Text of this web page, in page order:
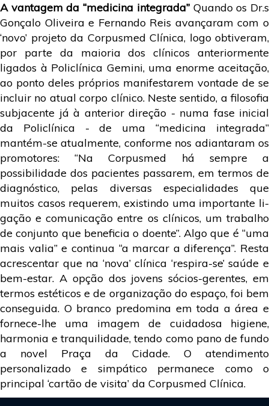
A vantagem da “medicina integrada”Quando os Dr.s
Gonçalo Oliveira e Fernando Reis avançaram com o
‘novo’ projeto da Corpusmed Clínica, logo obtiveram,
por parte da maioria dos clínicos anteriormente
ligados à Policlínica Gemini, uma enorme aceitação,
ao ponto deles próprios manifestarem vontade de se
incluir no atual corpo clínico. Neste sentido, a filosofia
subjacente já à anterior direção - numa fase inicial
da Policlínica - de uma “medicina integrada”
mantém-se atualmente, conforme nos adiantaram os
promotores: “Na Corpusmed há sempre a
possibilidade dos pacientes passarem, em termos de
diagnóstico, pelas diversas especialidades que
muitos casos requerem, existindo uma importante li­
gação e comunicação entre os clínicos, um trabalho
de conjunto que beneficia o doente”. Algo que é “uma
mais valia” e continua “a marcar a diferença”. Resta
acrescentar que na ‘nova’ clínica ‘respira-se’ saúde e
bem-estar. A opção dos jovens sócios-gerentes, em
termos estéticos e de organização do espaço, foi bem
conseguida. O branco predomina em toda a área e
fornece-lhe uma imagem de cuidadosa higiene,
harmonia e tranquilidade, tendo como pano de fundo
a novel Praça da Cidade. O atendimento
personalizado e simpático permanece como o
principal ‘cartão de visita’ da Corpusmed Clínica.